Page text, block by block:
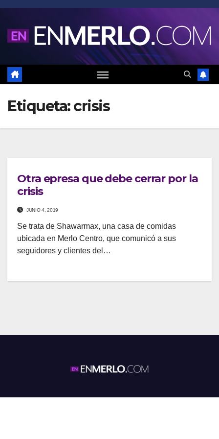
Saltar
contenido
Etiqueta:crisis
Otra epresa que debe cerrar por la
crisis
JUNIO 4, 2019
Se trata de Shawarmax, una casa de comidas
ubicada en Merlo Centro, que comunicó a sus
seguidores y clientes del…